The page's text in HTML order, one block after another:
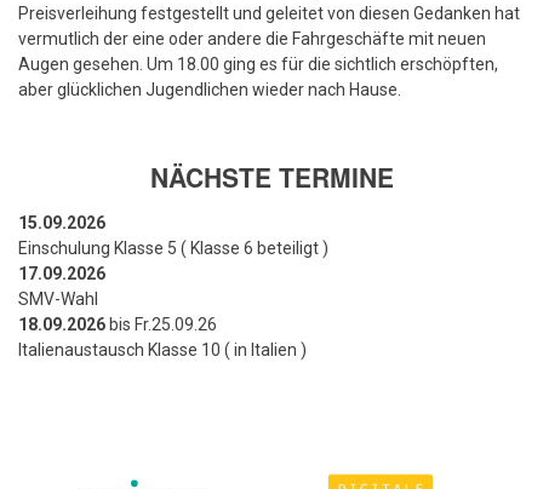
Preisverleihung festgestellt und geleitet von diesen Gedanken hat
vermutlich der eine oder andere die Fahrgeschäfte mit neuen
Augen gesehen. Um 18.00 ging es für die sichtlich erschöpften,
aber glücklichen Jugendlichen wieder nach Hause.
NÄCHSTE TERMINE
15.09.2026
Einschulung Klasse 5 ( Klasse 6 beteiligt )
17.09.2026
SMV-Wahl
18.09.2026 bis Fr.25.09.26
Italienaustausch Klasse 10 ( in Italien )